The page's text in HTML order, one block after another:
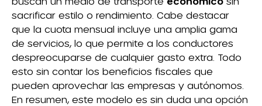
sacrificar estilo o rendimiento. Cabe destacar
que la cuota mensual incluye una amplia gama
de servicios, lo que permite a los conductores
despreocuparse de cualquier gasto extra. Todo
esto sin contar los beneficios fiscales que
pueden aprovechar las empresas y autónomos.
En resumen, este modelo es sin duda una opción